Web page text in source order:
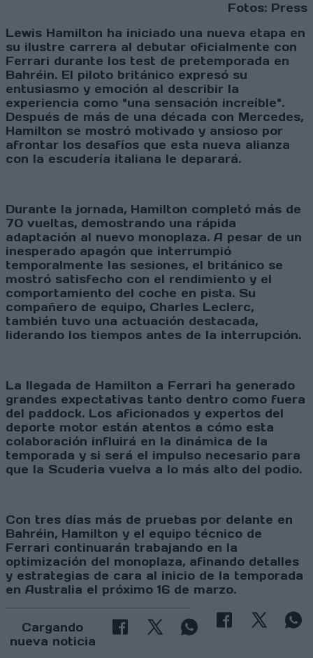
Fotos: Press
Lewis Hamilton ha iniciado una nueva etapa en
su ilustre carrera al debutar oficialmente con
Ferrari durante los test de pretemporada en
Bahréin. El piloto británico expresó su
entusiasmo y emoción al describir la
experiencia como "una sensación increíble".
Después de más de una década con Mercedes,
Hamilton se mostró motivado y ansioso por
afrontar los desafíos que esta nueva alianza
con la escudería italiana le deparará.
Durante la jornada, Hamilton completó más de
70 vueltas, demostrando una rápida
adaptación al nuevo monoplaza. A pesar de un
inesperado apagón que interrumpió
temporalmente las sesiones, el británico se
mostró satisfecho con el rendimiento y el
comportamiento del coche en pista. Su
compañero de equipo, Charles Leclerc,
también tuvo una actuación destacada,
liderando los tiempos antes de la interrupción.
La llegada de Hamilton a Ferrari ha generado
grandes expectativas tanto dentro como fuera
del paddock. Los aficionados y expertos del
deporte motor están atentos a cómo esta
colaboración influirá en la dinámica de la
temporada y si será el impulso necesario para
que la Scuderia vuelva a lo más alto del podio.
Con tres días más de pruebas por delante en
Bahréin, Hamilton y el equipo técnico de
Ferrari continuarán trabajando en la
optimización del monoplaza, afinando detalles
y estrategias de cara al inicio de la temporada
en Australia el próximo 16 de marzo.
Cargando
nueva noticia